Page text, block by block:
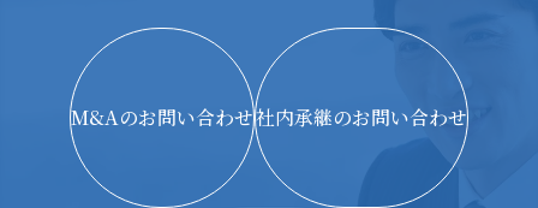
M&Aのお問い合わせ社内承継のお問い合わせ